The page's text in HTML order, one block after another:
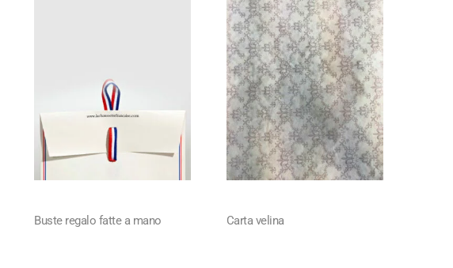
Buste regalo fatte a mano Carta velina